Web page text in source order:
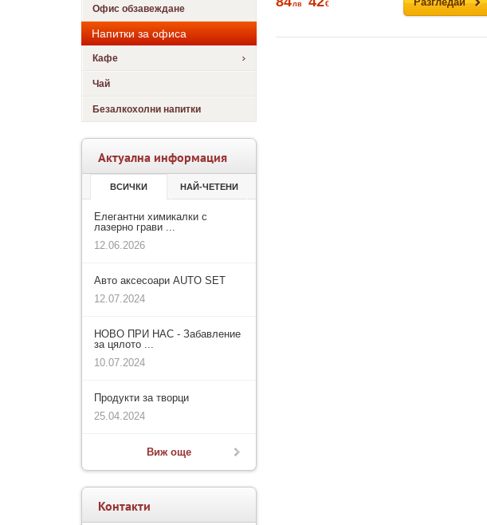
Офис обзавеждане
Напитки за офиса
Кафе
Чай
Безалкохолни напитки
Актуална информация
ВСИЧКИ НАЙ-ЧЕТЕНИ
Елегантни химикалки с
лазерно грави ...
12.06.2026
Авто аксесоари AUTO SET
12.07.2024
НОВО ПРИ НАС - Забавление
за цялото ...
10.07.2024
Продукти за творци
25.04.2024
Виж още
Контакти
лв €